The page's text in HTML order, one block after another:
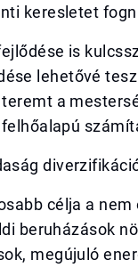
keresletet
is
lehetővé
a
célja a
beruházások
megújuló